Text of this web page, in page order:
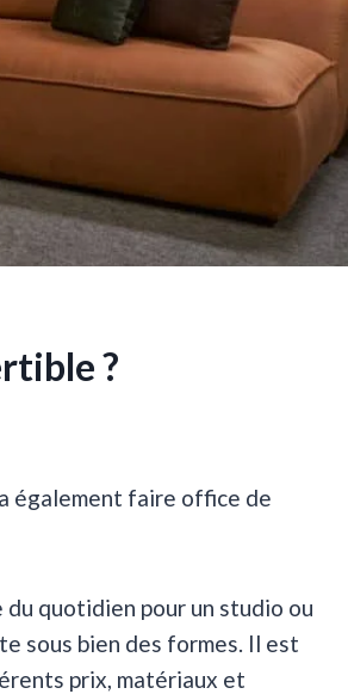
?
également faire office de
du quotidien pour un studio ou
sous bien des formes. Il est
prix, matériaux et